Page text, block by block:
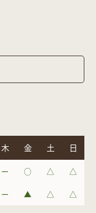
木 金 土 日
ー ○ △ △
ー ▲ △ △